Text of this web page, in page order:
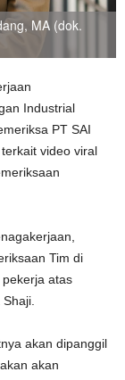
MA (dok.
Industrial
PT SAI
video viral
Tim di
atas
akan dipanggil
akan